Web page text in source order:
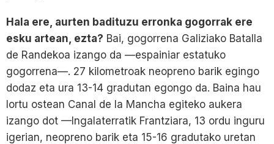
Hala ere, aurten badituzu erronka gogorrak ere
esku artean, ezta? Bai, gogorrena Galiziako Batalla
de Randekoa izango da —espainiar estatuko
gogorrena—. 27 kilometroak neopreno barik egingo
dodaz eta ura 13-14 gradutan egongo da. Baina hau
lortu ostean Canal de la Mancha egiteko aukera
izango dot —Ingalaterratik Frantziara, 13 ordu inguru
igerian, neopreno barik eta 15-16 gradutako uretan